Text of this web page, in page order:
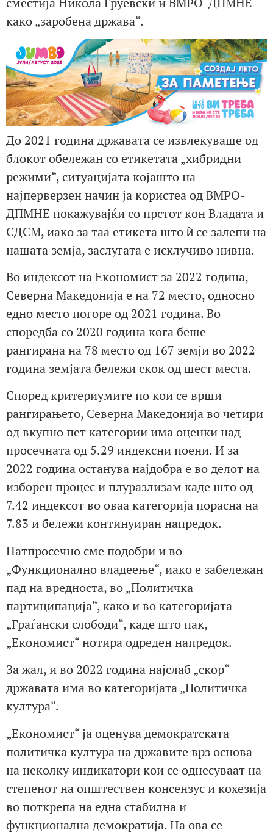
како „заробена држава“.
До 2021 година државата се извлекуваше од
блокот обележан со етикетата „хибридни
режими“, ситуацијата којашто на
најперверзен начин ја користеа од ВМРО-
ДПМНЕ покажувајќи со прстот кон Владата и
СДСМ, иако за таа етикета што ѝ се залепи на
нашата земја, заслугата е исклучиво нивна.
Во индексот на Економист за 2022 година,
Северна Македонија е на 72 место, односно
едно место погоре од 2021 година. Во
споредба со 2020 година кога беше
рангирана на 78 место од 167 земји во 2022
година земјата бележи скок од шест места.
Според критериумите по кои се врши
рангирањето, Северна Македонија во четири
од вкупно пет категории има оценки над
просечната од 5.29 индексни поени. И за
2022 година останува најдобра е во делот на
изборен процес и плуразлизам каде што од
7.42 индексот во оваа категорија порасна на
7.83 и бележи континуиран напредок.
Натпросечно сме подобри и во
„Функционално владеење“, иако е забележан
пад на вредноста, во „Политичка
партиципација“, како и во категоријата
„Граѓански слободи“, каде што пак,
„Економист“ нотира одреден напредок.
За жал, и во 2022 година најслаб „скор“
државата има во категоријата „Политичка
култура“.
„Економист“ ја оценува демократската
политичка култура на државите врз основа
на неколку индикатори кои се однесуваат на
степенот на општествен консензус и кохезија
во поткрепа на една стабилна и
функционална демократија. На ова се